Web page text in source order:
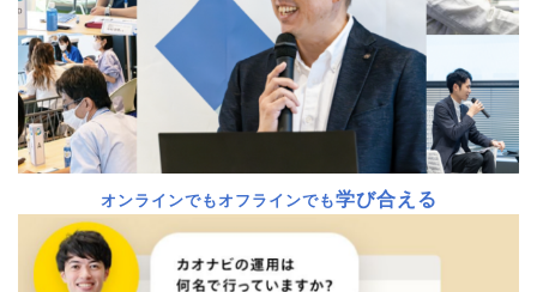
オンラインでもオフラインでも学び合える